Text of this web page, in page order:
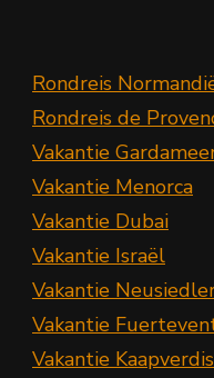
Rondreis
Rondreis de
Vakantie
Vakantie Menorca
Vakantie Dubai
Vakantie Israël
Vakantie
Vakantie
Vakantie